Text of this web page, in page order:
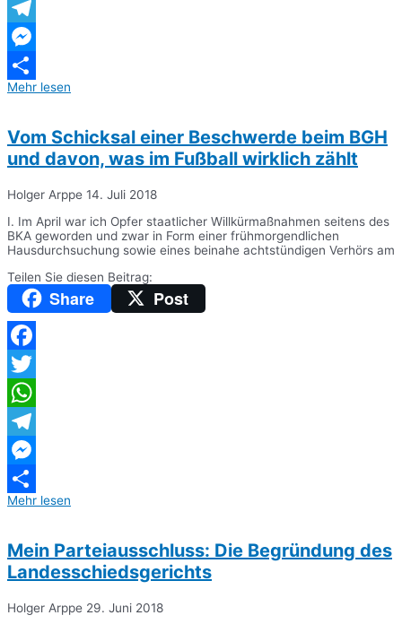
WhatsApp
Telegram
Messenger
Teilen
Mehr lesen
Vom Schicksal einer Beschwerde beim BGH
und davon, was im Fußball wirklich zählt
Holger Arppe 14. Juli 2018
I. Im April war ich Opfer staatlicher Willkürmaßnahmen seitens des
BKA geworden und zwar in Form einer frühmorgendlichen
Hausdurchsuchung sowie eines beinahe achtstündigen Verhörs am
Teilen Sie diesen Beitrag:
Share Post
Facebook
Twitter
WhatsApp
Telegram
Messenger
Teilen
Mehr lesen
Mein Parteiausschluss: Die Begründung des
Landesschiedsgerichts
Holger Arppe 29. Juni 2018